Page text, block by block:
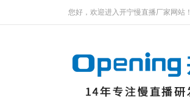
您好，欢迎进入开宁慢直播厂家网站！